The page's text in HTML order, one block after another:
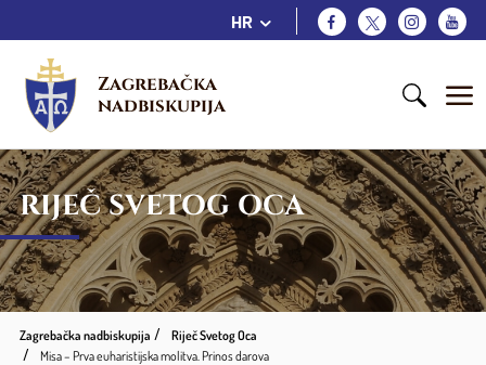
HR
Zagrebačka
nadbiskupija
RIJEČ SVETOG OCA
Zagrebačka nadbiskupija
Riječ Svetog Oca
Misa – Prva euharistijska molitva. Prinos darova